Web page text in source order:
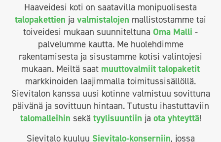
Haaveidesi koti on saatavilla monipuolisesta
talopakettien ja valmistalojen mallistostamme tai
toiveidesi mukaan suunniteltuna Oma Malli -
palvelumme kautta. Me huolehdimme
rakentamisesta ja sisustamme kotisi valintojesi
mukaan. Meiltä saat muuttovalmiit talopaketit
markkinoiden laajimmalla toimitussisällöllä.
Sievitalon kanssa uusi kotinne valmistuu sovittuna
päivänä ja sovittuun hintaan. Tutustu ihastuttaviin
talomalleihin sekä tyylisuuntiin ja ota yhteyttä!
Sievitalo kuuluu Sievitalo-konserniin, jossa